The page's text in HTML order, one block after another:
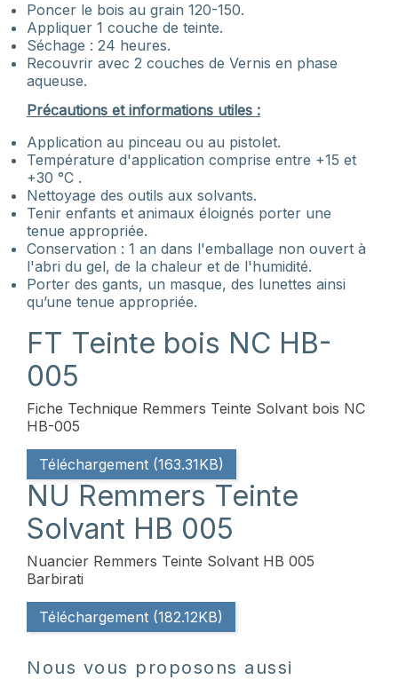
Poncer le bois au grain 120-150.
Appliquer 1 couche de teinte.
Séchage : 24 heures.
Recouvrir avec 2 couches de Vernis en phase
aqueuse.
Précautions et informations utiles :
Application au pinceau ou au pistolet.
Température d'application comprise entre +15 et
+30 °C .
Nettoyage des outils aux solvants.
Tenir enfants et animaux éloignés porter une
tenue appropriée.
Conservation : 1 an dans l'emballage non ouvert à
l'abri du gel, de la chaleur et de l'humidité.
Porter des gants, un masque, des lunettes ainsi
qu’une tenue appropriée.
FT Teinte bois NC HB-
005
Fiche Technique Remmers Teinte Solvant bois NC
HB-005
Téléchargement (163.31KB)
NU Remmers Teinte
Solvant HB 005
Nuancier Remmers Teinte Solvant HB 005
Barbirati
Téléchargement (182.12KB)
Nous vous proposons aussi